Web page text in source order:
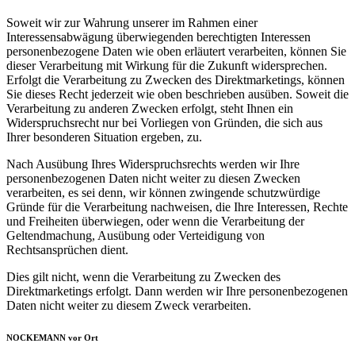
Soweit wir zur Wahrung unserer im Rahmen einer
Interessensabwägung überwiegenden berechtigten Interessen
personenbezogene Daten wie oben erläutert verarbeiten, können Sie
dieser Verarbeitung mit Wirkung für die Zukunft widersprechen.
Erfolgt die Verarbeitung zu Zwecken des Direktmarketings, können
Sie dieses Recht jederzeit wie oben beschrieben ausüben. Soweit die
Verarbeitung zu anderen Zwecken erfolgt, steht Ihnen ein
Widerspruchsrecht nur bei Vorliegen von Gründen, die sich aus
Ihrer besonderen Situation ergeben, zu.
Nach Ausübung Ihres Widerspruchsrechts werden wir Ihre
personenbezogenen Daten nicht weiter zu diesen Zwecken
verarbeiten, es sei denn, wir können zwingende schutzwürdige
Gründe für die Verarbeitung nachweisen, die Ihre Interessen, Rechte
und Freiheiten überwiegen, oder wenn die Verarbeitung der
Geltendmachung, Ausübung oder Verteidigung von
Rechtsansprüchen dient.
Dies gilt nicht, wenn die Verarbeitung zu Zwecken des
Direktmarketings erfolgt. Dann werden wir Ihre personenbezogenen
Daten nicht weiter zu diesem Zweck verarbeiten.
NOCKEMANN vor Ort